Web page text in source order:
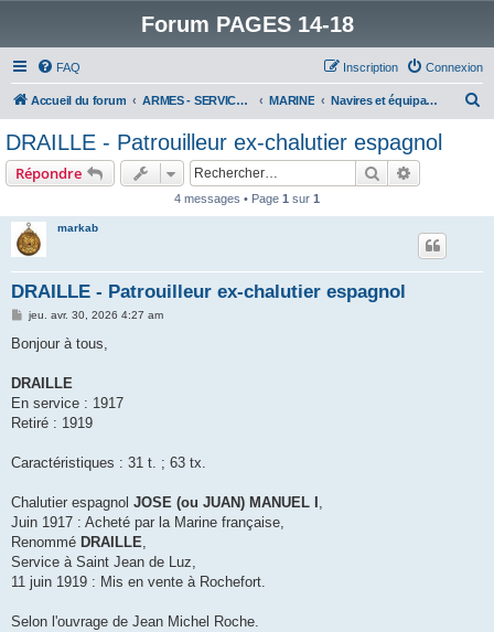
Forum PAGES 14-18
FAQ Connexion
Inscription
Accueil du forum ARMES - SERVICES - UNITES : historiques & discussions MARINE Navires et équipages
DRAILLE - Patrouilleur ex-chalutier espagnol
Répondre Rechercher
4 messages • Page 1 sur 1
markab
DRAILLE - Patrouilleur ex-chalutier espagnol
M
s
g
jeu. avr. 30, 2026 4:27 am
Bonjour à tous,
DRAILLE
En service : 1917
Retiré : 1919
Caractéristiques : 31 t. ; 63 tx.
Chalutier espagnol JOSE (ou JUAN) MANUEL I ,
Juin 1917 : Acheté par la Marine française,
Renommé DRAILLE,
Service à Saint Jean de Luz,
11 juin 1919 : Mis en vente à Rochefort.
Selon l'ouvrage de Jean Michel Roche.